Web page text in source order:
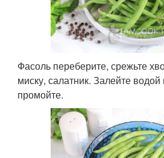
Фасоль переберите, срежьте
миску, салатник. Залейте
промойте.